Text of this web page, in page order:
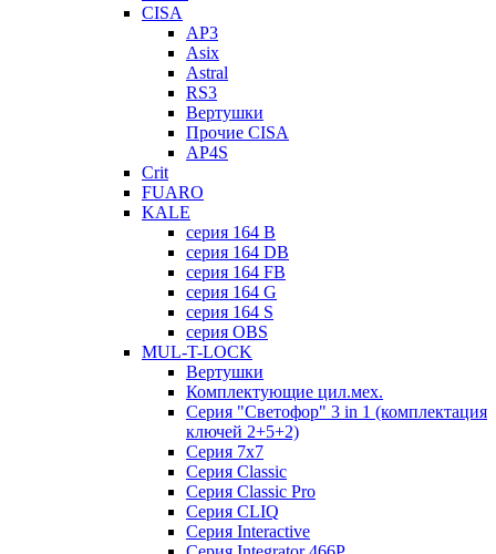
CISA
AP3
Asix
Astral
RS3
Вертушки
Прочие CISA
AP4S
Crit
FUARO
KALE
серия 164 B
серия 164 DB
серия 164 FB
серия 164 G
серия 164 S
серия OBS
MUL-T-LOCK
Вертушки
Комплектующие цил.мех.
Серия "Светофор" 3 in 1 (комплектация
ключей 2+5+2)
Серия 7х7
Серия Classic
Серия Classic Pro
Серия CLIQ
Серия Interactive